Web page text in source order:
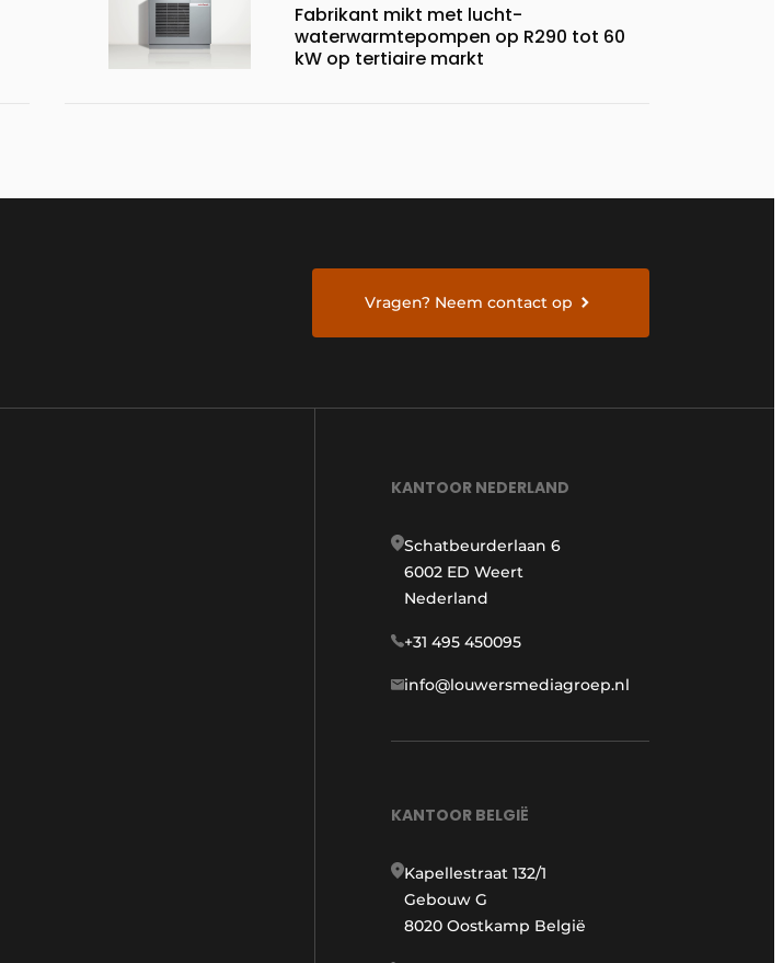
Fabrikant mikt met lucht-
waterwarmtepompen op R290 tot 60
kW op tertiaire markt
Vragen? Neem contact op
KANTOOR NEDERLAND
Schatbeurderlaan 6
6002 ED Weert
Nederland
+31 495 450095
info@louwersmediagroep.nl
KANTOOR BELGIË
Kapellestraat 132/1
Gebouw G
8020 Oostkamp België